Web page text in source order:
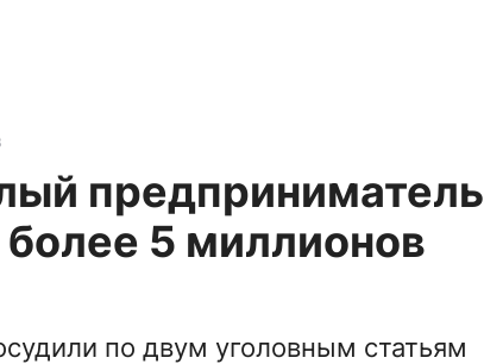
предприниматель
5 миллионов
по двум уголовным статьям